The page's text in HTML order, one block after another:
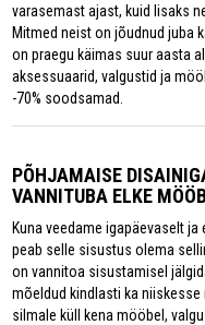
varasemast ajast, kuid lisaks
Mitmed neist on jõudnud juba
on praegu käimas suur aasta
aksessuaarid, valgustid ja
-70% soodsamad.
PÕHJAMAISE
VANNITUBA ELKE
Kuna veedame igapäevaselt
peab selle sisustus olema
on vannitoa sisustamisel
mõeldud kindlasti ka
silmale küll kena mööbel,